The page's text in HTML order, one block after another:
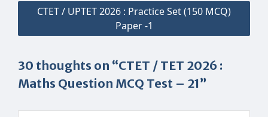
CTET / UPTET 2026 : Practice Set (150 MCQ)
Paper -1
30 thoughts on “CTET / TET 2026 :
Maths Question MCQ Test – 21”